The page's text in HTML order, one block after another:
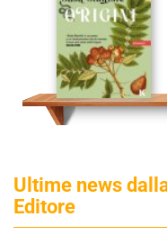
Ultime news
Editore